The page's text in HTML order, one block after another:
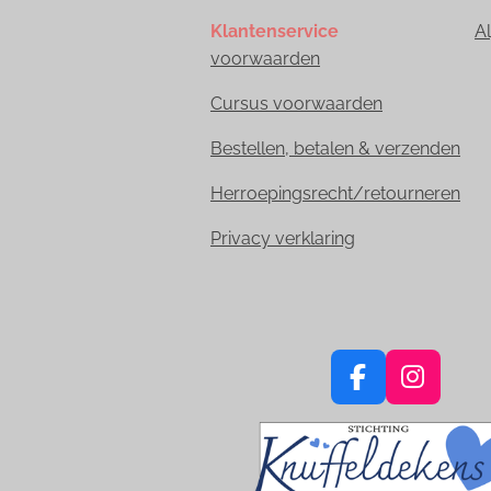
Klantenservice
voorwaarden
Cursus voorwaarden
Bestellen, betalen & verzenden
Herroepingsrecht/retourneren
Privacy verklaring
F
c
e
I
s
t